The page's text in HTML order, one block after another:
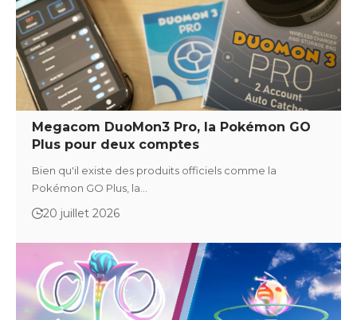
Megacom DuoMon3 Pro, la Pokémon GO
Plus pour deux comptes
Bien qu'il existe des produits officiels comme la
Pokémon GO Plus, la…
20 juillet 2026